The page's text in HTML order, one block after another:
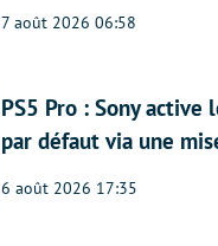
7 août 2026 06:58
PS5 Pro : Sony active
par défaut via une
6 août 2026 17:35